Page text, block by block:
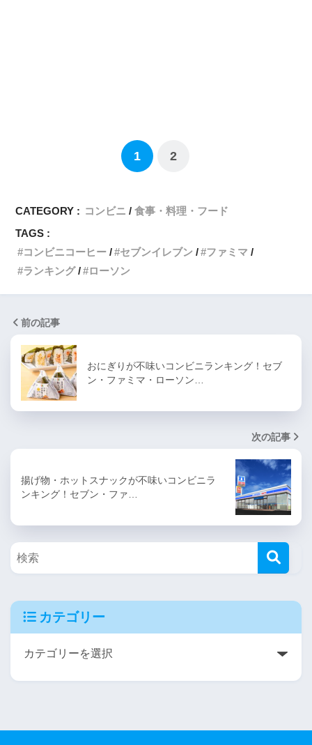
1 2
CATEGORY : コンビニ
食事・料理・フード
TAGS :
コンビニコーヒー
セブンイレブン
ファミマ
ランキング
ローソン
前の記事
おにぎりが不味いコンビニランキング！セブ
ン・ファミマ・ローソン…
次の記事
揚げ物・ホットスナックが不味いコンビニラ
ンキング！セブン・ファ…
カテゴリー